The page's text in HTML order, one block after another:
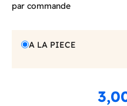
par commande
A LA PIECE